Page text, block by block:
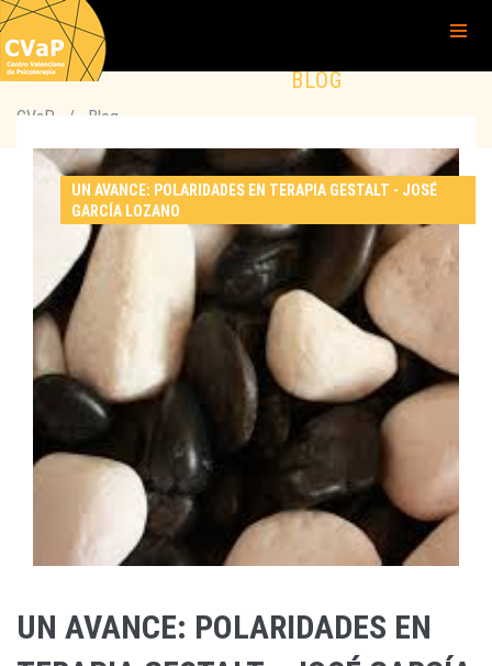
BLOG
CVaP / Blog
UN AVANCE: POLARIDADES EN TERAPIA GESTALT - JOSÉ
GARCÍA LOZANO
UN AVANCE: POLARIDADES EN